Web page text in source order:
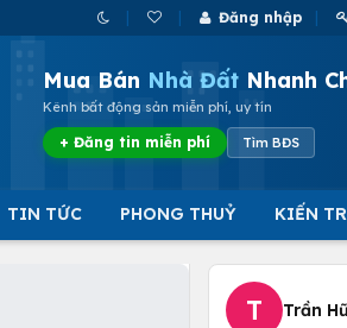
Đăng nhập
Mua Bán Nhà Đất Nhanh
Kênh bất động sản miễn phí, uy tín
+ Đăng tin miễn phí Tìm BĐS
TIN TỨC PHONG THUỶ KIẾN
T Trần